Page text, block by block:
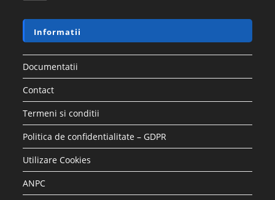
Informatii
Documentatii
Contact
Termeni si conditii
Politica de confidentialitate – GDPR
Utilizare Cookies
ANPC